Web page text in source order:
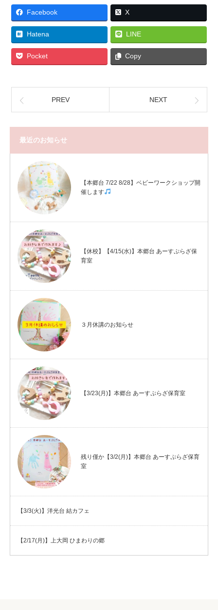
Facebook X
Hatena LINE
Pocket Copy
PREV NEXT
最近のお知らせ
【本郷台 7/22 8/28】ベビーワークショップ開
催します
【休校】【4/15(水)】本郷台 あーすぷらざ保
育室
３月休講のお知らせ
【3/23(月)】本郷台 あーすぷらざ保育室
残り僅か【3/2(月)】本郷台 あーすぷらざ保育
室
【3/3(火)】洋光台 結カフェ
【2/17(月)】上大岡 ひまわりの郷